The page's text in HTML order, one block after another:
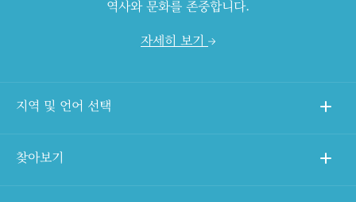
역사와 문화를 존중합니다.
자세히 보기
지역 및 언어 선택
찾아보기